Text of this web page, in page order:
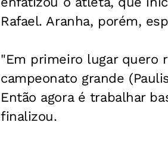
Rafael. Aranha, porém,
"Em primeiro lugar quero
campeonato grande
Então agora é trabalhar
finalizou.